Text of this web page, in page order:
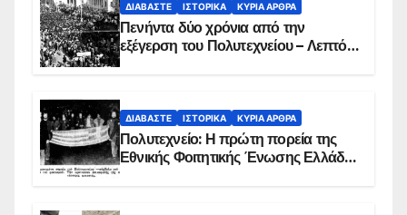
ΔΙΑΒΆΣΤΕ ΙΣΤΟΡΙΚΆ ΚΥΡΙΑ ΑΡΘΡΑ
Πενήντα δύο χρόνια από την
εξέγερση του Πολυτεχνείου – Λεπτό
ΔΙΑΒΆΣΤΕ ΙΣΤΟΡΙΚΆ ΚΥΡΙΑ ΑΡΘΡΑ
Πολυτεχνείο: Η πρώτη πορεία της
Εθνικής Φοιτητικής Ένωσης Ελλάδος